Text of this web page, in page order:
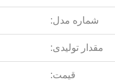
شماره مدل:
مقدار تولیدی:
قیمت: